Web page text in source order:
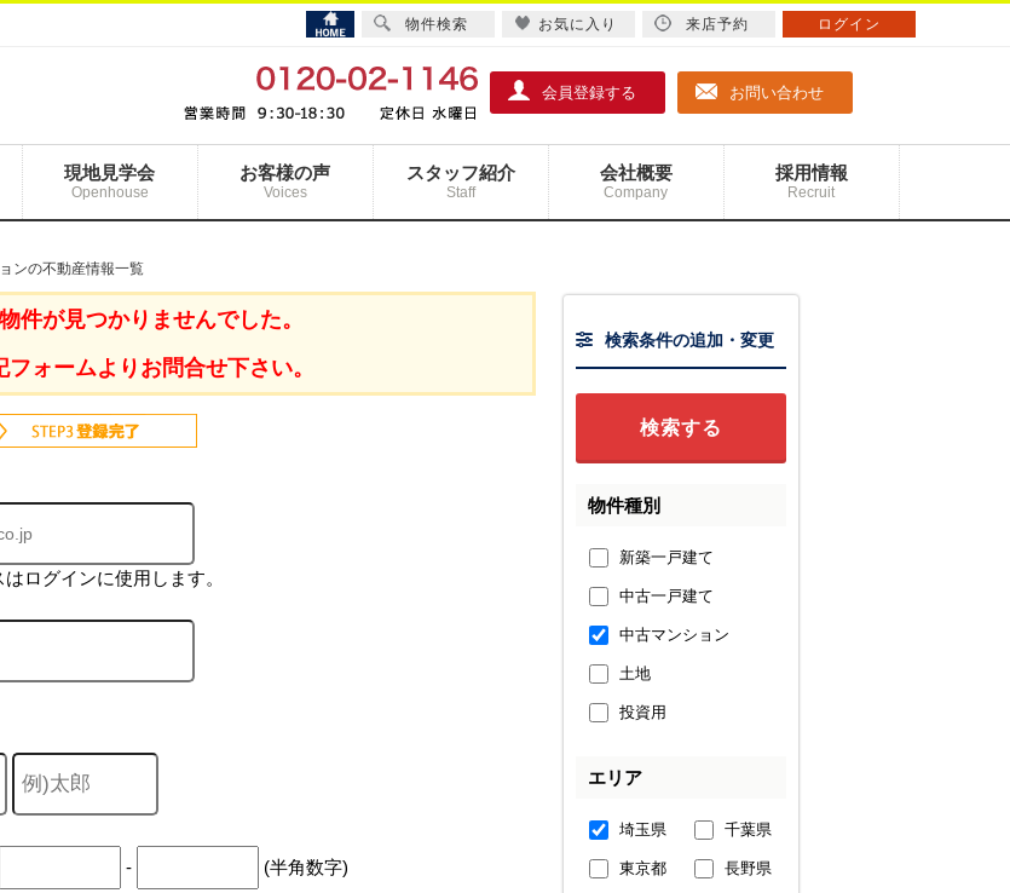
会員登録する お問い合わせ
現地見学会
Openhouse
お客様の声
Voices
スタッフ紹介
Staff
会社概要
Company
採用情報
Recruit
ンの不動産情報一覧
件が見つかりませんでした。
ォームよりお問合せ下さい。
ログインに使用します。
- (半角数字)
検索条件の追加・変更
物件種別
新築一戸建て
中古一戸建て
中古マンション
土地
投資用
エリア
埼玉県 千葉県
東京都 長野県
物件検索 お気に入り 来店予約 ログイン